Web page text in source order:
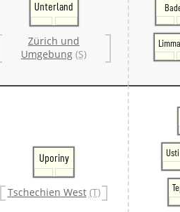
Unterland
Zürich und
Umgebung (S)
Uporiny
Tschechien West (T)